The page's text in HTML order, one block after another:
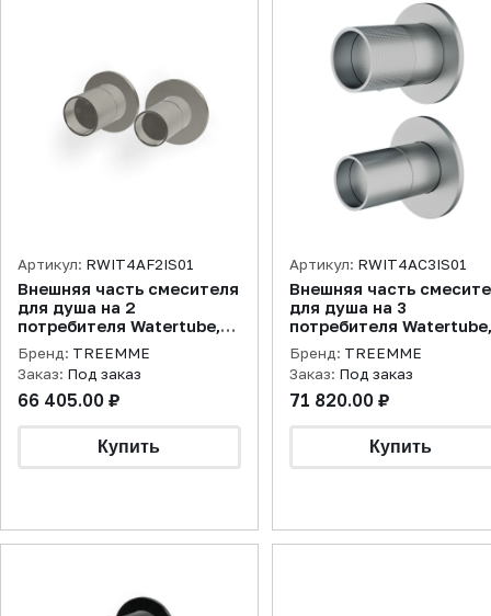
Артикул: RWIT4AF2IS01
Внешняя часть смесителя
для душа на 2
потребителя Watertube,
нержавеющая сталь
брашированная
Бренд: TREEMME
Заказ: Под заказ
66 405.00 ₽
Артикул: RWIT4AC3IS01
Внешняя часть
для душа на 3
потребителя Watertube,
нержавеющая сталь
брашированная
Бренд: TREEMME
Заказ: Под заказ
71 820.00 ₽